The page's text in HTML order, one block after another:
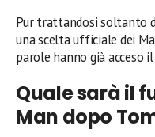
Pur trattandosi soltanto
una scelta ufficiale dei
parole hanno già acceso
Quale sarà il
Man dopo